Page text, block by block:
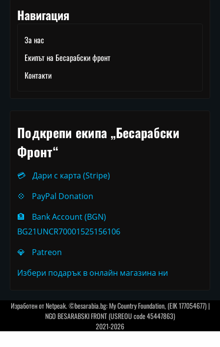
Навигация
За нас
Екипът на Бесарабски фронт
Контакти
Подкрепи екипа „Бесарабски
Фронт“
💳
Дари с карта (Stripe)
💠
PayPal Donation
🏦
Bank Account (BGN)
BG21UNCR70001525156106
💎
Patreon
Избери подарък в онлайн магазина ни
Изработен отNetpeak. ©besarabia.bg: My Country Foundation, (EIK 177054677) |
NGO BESARABSKI FRONT (USREOU code 45447863)
2021-2026